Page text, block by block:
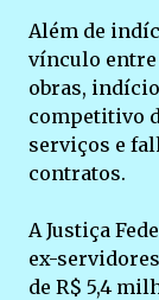
Além de
vínculo entre
obras,
competitivo
serviços e
contratos.
A Justiça
ex-
de R$ 5,4